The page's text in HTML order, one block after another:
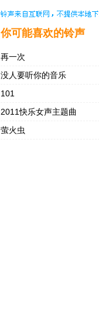
你可能喜欢的铃声
再一次
没人要听你的音乐
101
2011快乐女声主题曲
萤火虫